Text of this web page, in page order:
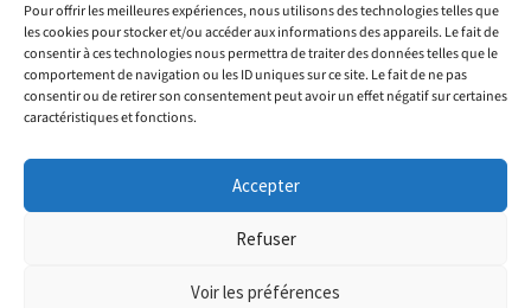
Pour offrir les meilleures expériences, nous utilisons des technologies telles que
les cookies pour stocker et/ou accéder aux informations des appareils. Le fait de
consentir à ces technologies nous permettra de traiter des données telles que le
comportement de navigation ou les ID uniques sur ce site. Le fait de ne pas
consentir ou de retirer son consentement peut avoir un effet négatif sur certaines
caractéristiques et fonctions.
Accepter
Refuser
Voir les préférences
© Varinard 2026
Expéditions & retours